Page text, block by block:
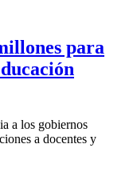
para
a los gobiernos
a docentes y